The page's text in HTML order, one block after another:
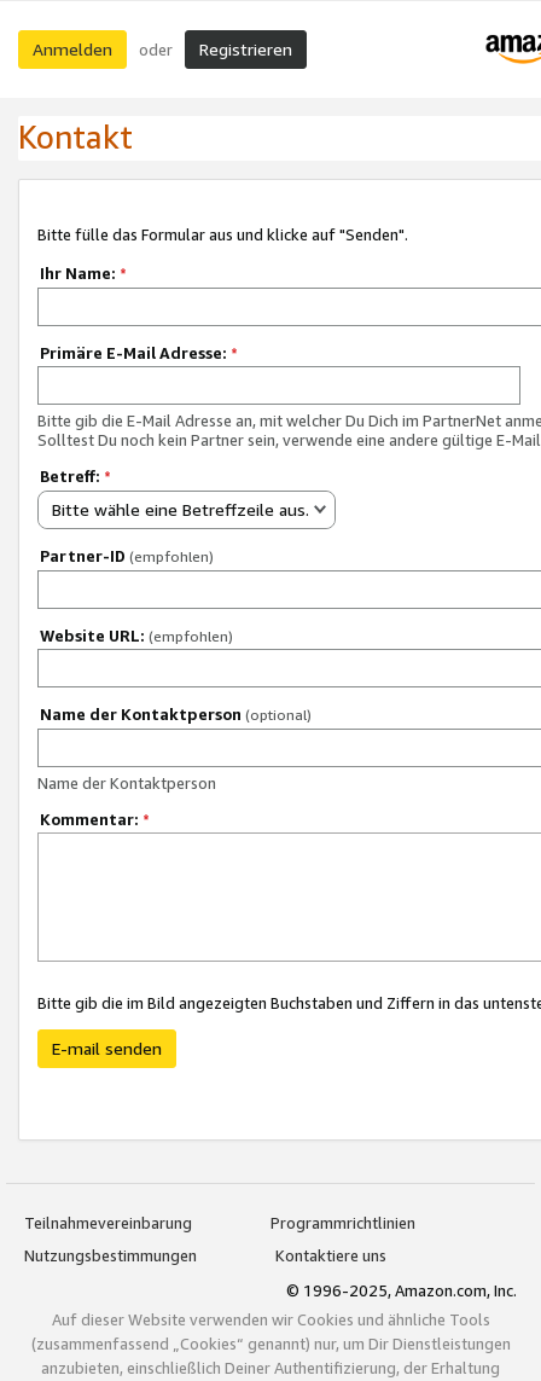
Anmelden oder Registrieren
Kontakt
Bitte fülle das Formular aus und klicke auf "Senden".
Ihr Name: *
Primäre E-Mail Adresse: *
Bitte gib die E-Mail Adresse an, mit welcher Du Dich im PartnerNet
Solltest Du noch kein Partner sein, verwende eine andere gültige E-
Betreff: *
Bitte wähle eine Betreffzeile aus.
Partner-ID (empfohlen)
Website URL: (empfohlen)
Name der Kontaktperson (optional)
Name der Kontaktperson
Kommentar: *
Bitte gib die im Bild angezeigten Buchstaben und Ziffern in das
E-mail senden
Teilnahmevereinbarung
Programmrichtlinien
Nutzungsbestimmungen
Kontaktiere uns
© 1996-2025, Amazon.com, Inc.
Auf dieser Website verwenden wir Cookies und ähnliche Tools
(zusammenfassend „Cookies“ genannt) nur, um Dir Dienstleistungen
anzubieten, einschließlich Deiner Authentifizierung, der Erhaltung